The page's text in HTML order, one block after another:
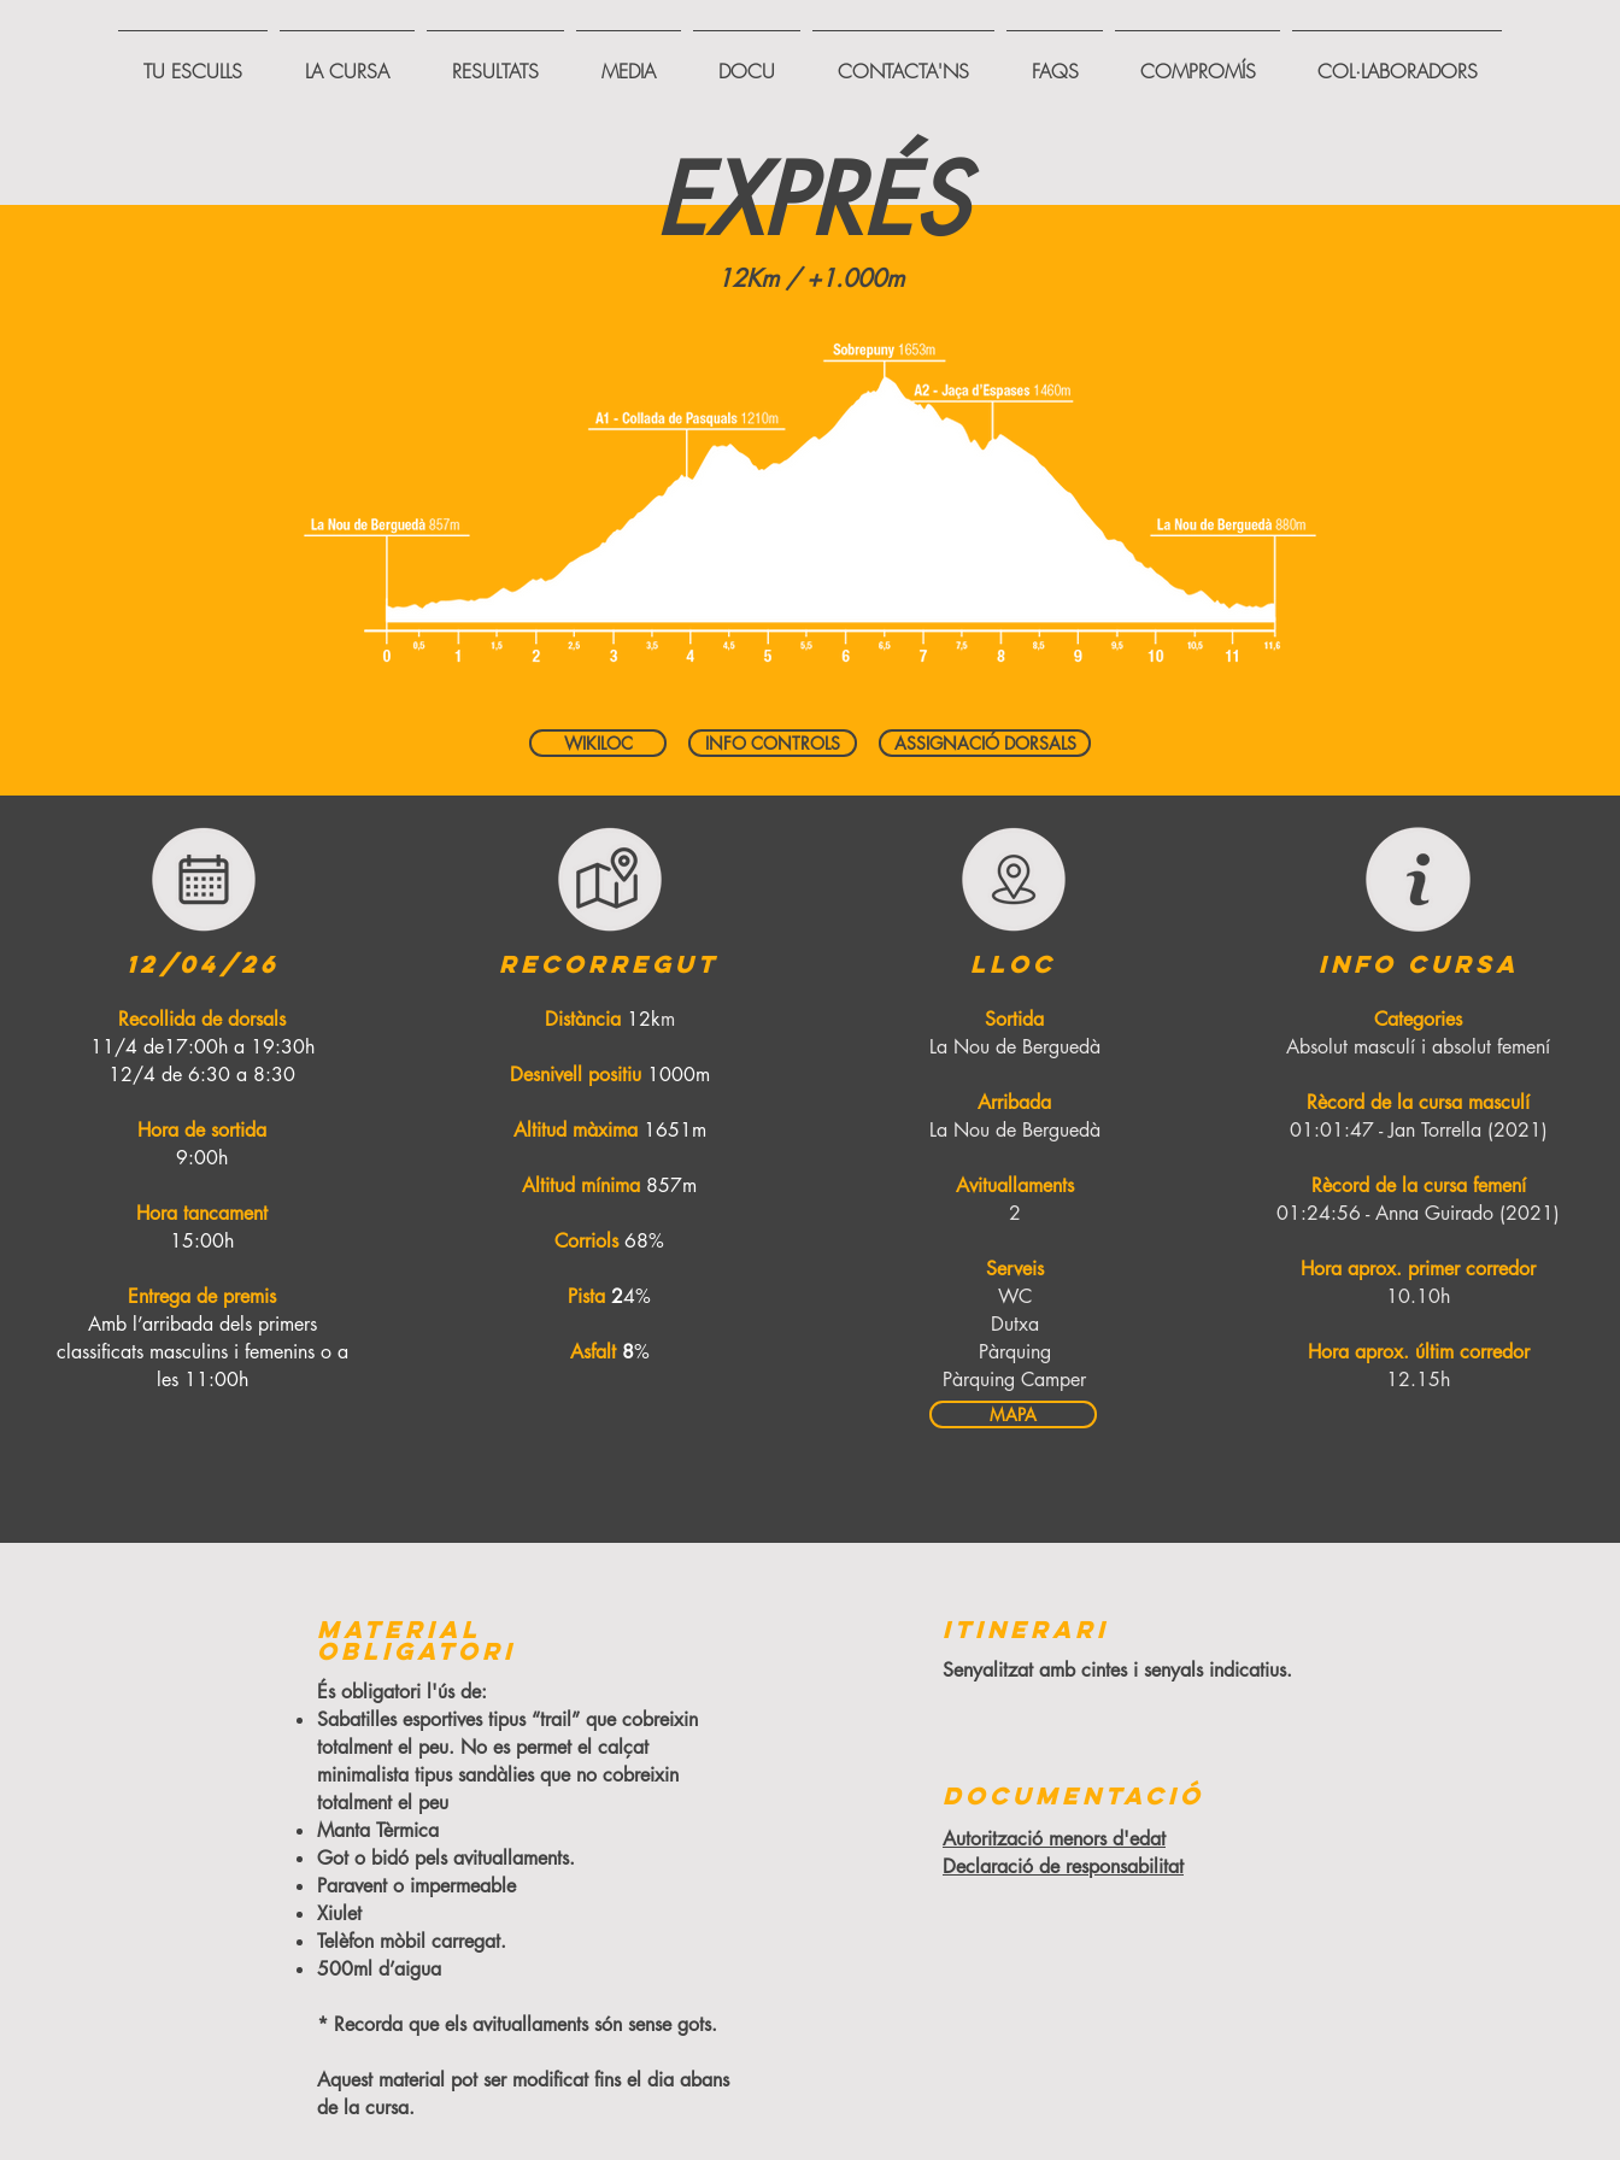
TU ESCULLS LA CURSA RESULTATS MEDIA DOCU CONTACTA'NS FAQS COMPROMÍS COL·LABORADORS
EXPRÉS
12Km / +1.000m
WIKILOC INFO CONTROLS ASSIGNACIÓ DORSALS
12/04/26
Recollida de dorsals
11/4 de17:00h a 19:30h
12/4 de 6:30 a 8:30
Hora de sortida
9:00h
Hora tancament
15:00h
Entrega de premis
Amb l’arribada dels primers
classificats masculins i femenins o a
les 11:00h
recorregut
Distància 12km
Desnivell positiu 1000m
Altitud màxima 1651m
Altitud mínima 857m
Corriols 68%
Pista 24%
Asfalt8%
Lloc
Sortida
La Nou de Berguedà
Arribada
La Nou de Berguedà
Avituallaments
2
Serveis
WC
Dutxa
Pàrquing
​Pàrquing Camper
MAPA
INfo Cursa
Categories
Absolut masculí i absolut femení
Rècord de la cursa masculí
01:01:47 - Jan Torrella (2021)
Rècord de la cursa femení
01:24:56 - Anna Guirado (2021)
Hora aprox. primer corredor
10.10h
Hora aprox. últim corredor
12.15h
MATERIAL
OBLIGATORI
És obligatori l'ús de:
Sabatilles esportives tipus “trail” que cobreixin
totalment el peu. No es permet el calçat
minimalista tipus sandàlies que no cobreixin
totalment el peu
Manta Tèrmica
Got o bidó pels avituallaments.
Paravent o impermeable
Xiulet
Telèfon mòbil carregat.
500ml d’aigua
* Recorda que els avituallaments són sense gots.
Aquest material pot ser modificat fins el dia abans
de la cursa.
ITINERARI
Senyalitzat amb cintes i senyals indicatius.
DOCUMENTACIÓ
Autorització menors d'edat
Declaració de responsabilitat